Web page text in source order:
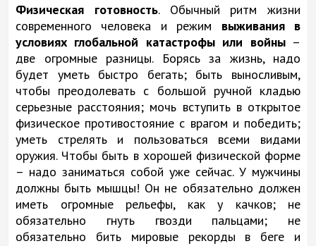
Физическая готовность. Обычный ритм жизни
современного человека и режим выживания в
условиях глобальной катастрофы или войны–
две огромные разницы. Борясь за жизнь, надо
будет уметь быстро бегать; быть выносливым,
чтобы преодолевать с большой ручной кладью
серьезные расстояния; мочь вступить в открытое
физическое противостояние с врагом и победить;
уметь стрелять и пользоваться всеми видами
оружия. Чтобы быть в хорошей физической форме
– надо заниматься собой уже сейчас. У мужчины
должны быть мышцы! Он не обязательно должен
иметь огромные рельефы, как у качков; не
обязательно гнуть гвозди пальцами; не
обязательно бить мировые рекорды в беге и